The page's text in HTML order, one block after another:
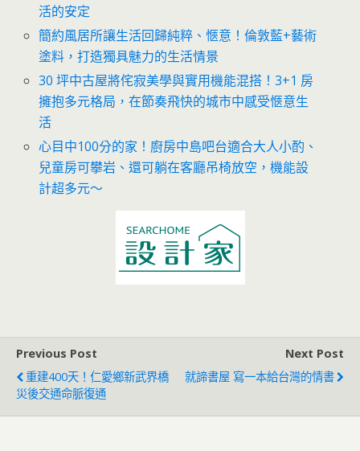
活的安定
簡約風居所讓生活回歸純粹、愜意！倫敦藍+藝術
塗料，打造獨具魅力的生活情景
30 坪中古屋將侘寂美學與實用機能混搭！3+1 房
擁抱多元格局，在節奏飛快的城市中感受愜意生
活
心目中100分的家！廚房中島吧台適合大人小酌、
兒童房可攀岩、還可躺在客廳吊椅放空，機能設
計超多元～
Previous Post
重建400天！仁愛鄉新武界橋
災後交通命脈復通
Next Post
就諦書屋 寫一本給台灣的情書